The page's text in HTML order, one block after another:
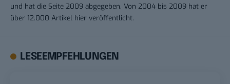
und hat die Seite 2009 abgegeben. Von 2004 bis 2009 hat er
über 12.000 Artikel hier veröffentlicht.
LESEEMPFEHLUNGEN